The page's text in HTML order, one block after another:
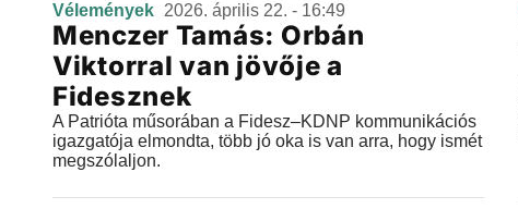
Vélemények 2026. április 22. - 16:49
Menczer Tamás: Orbán
Viktorral van jövője a
Fidesznek
A Patrióta műsorában a Fidesz–KDNP kommunikációs
igazgatója elmondta, több jó oka is van arra, hogy ismét
megszólaljon.